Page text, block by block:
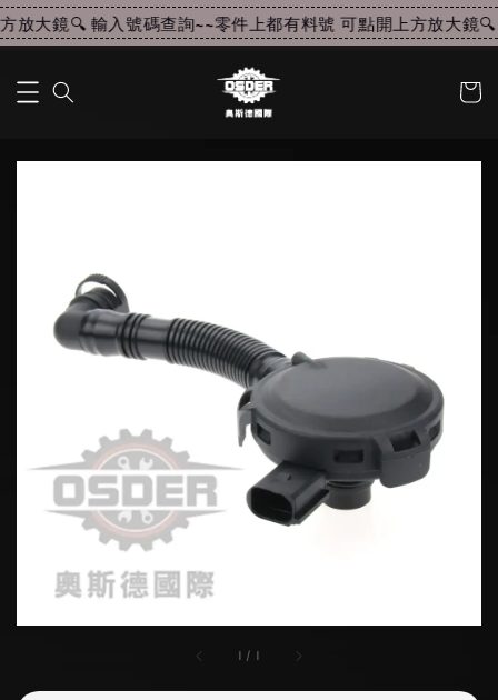
放大鏡🔍 輸入號碼查詢~~零件上都有料號 可點開上方放大鏡🔍
1 / 1